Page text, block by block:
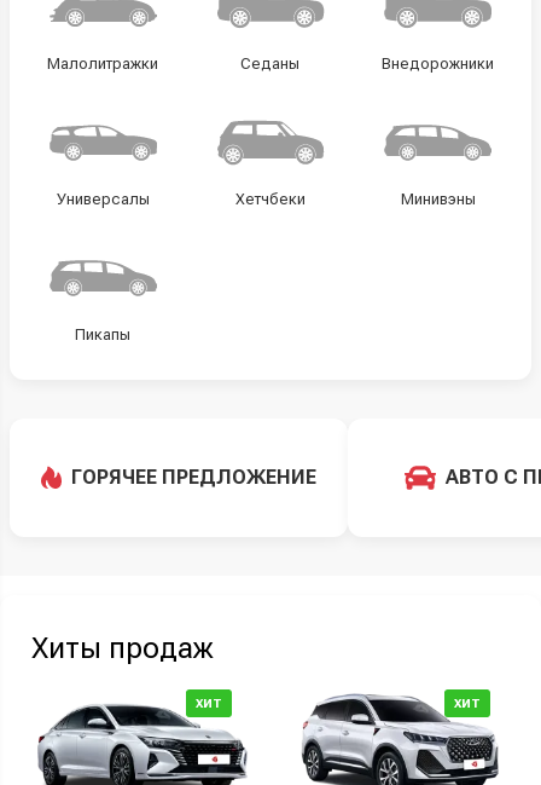
Малолитражки Седаны Внедорожники
Универсалы Хетчбеки Минивэны
Пикапы
ГОРЯЧЕЕ ПРЕДЛОЖЕНИЕ АВТО С
Хиты продаж
ХИТ ХИТ